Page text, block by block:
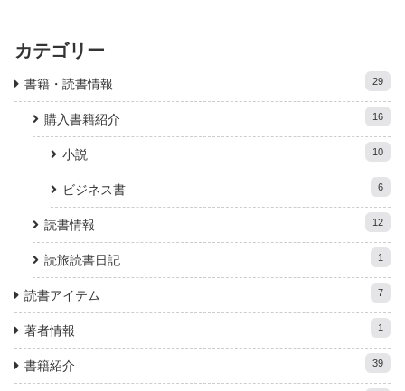
カテゴリー
書籍・読書情報 29
購入書籍紹介 16
小説 10
ビジネス書 6
読書情報 12
読旅読書日記 1
読書アイテム 7
著者情報 1
書籍紹介 39